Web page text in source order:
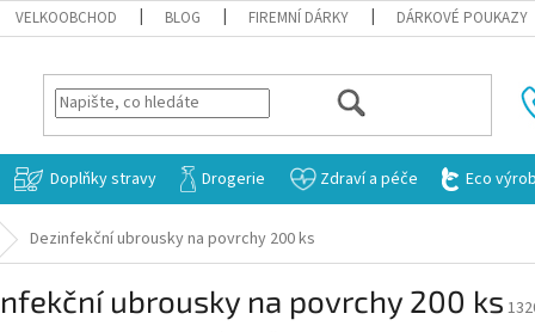
VELKOOBCHOD BLOG FIREMNÍ DÁRKY DÁRKOVÉ POUKAZY
HLEDAT
Doplňky stravy Drogerie Zdraví a péče Eco
Dezinfekční ubrousky na povrchy 200 ks
ubrousky na povrchy 200 ks